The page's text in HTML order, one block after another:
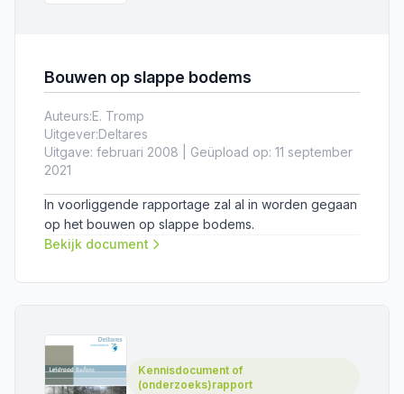
Bouwen op slappe bodems
Auteurs:E. Tromp
Uitgever:Deltares
Uitgave: februari 2008 | Geüpload op: 11 september
2021
In voorliggende rapportage zal al in worden gegaan
op het bouwen op slappe bodems.
Bekijk document
Kennisdocument of
(onderzoeks)rapport